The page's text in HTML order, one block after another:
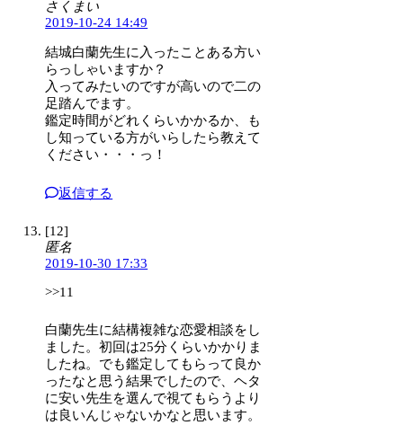
さくまい
2019-10-24 14:49
結城白蘭先生に入ったことある方い
らっしゃいますか？
入ってみたいのですが高いので二の
足踏んでます。
鑑定時間がどれくらいかかるか、も
し知っている方がいらしたら教えて
ください・・・っ！
返信する
[12]
匿名
2019-10-30 17:33
>>11
白蘭先生に結構複雑な恋愛相談をし
ました。初回は25分くらいかかりま
したね。でも鑑定してもらって良か
ったなと思う結果でしたので、ヘタ
に安い先生を選んで視てもらうより
は良いんじゃないかなと思います。